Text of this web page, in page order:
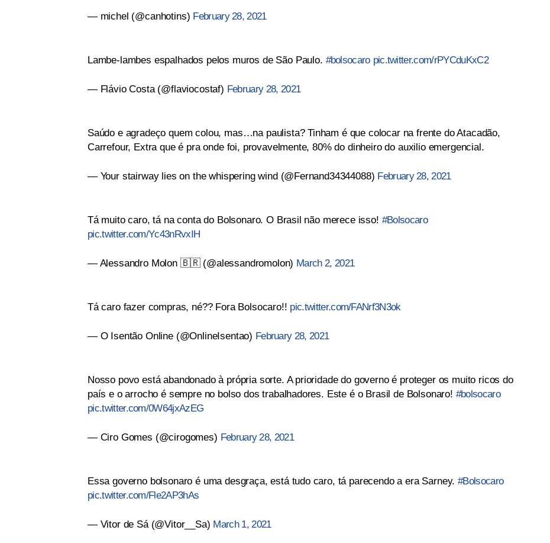
— michel (@canhotins) February 28, 2021
Lambe-lambes espalhados pelos muros de São Paulo. #bolsocaro pic.twitter.com/rPYCduKxC2
— Flávio Costa (@flaviocostaf) February 28, 2021
Saúdo e agradeço quem colou, mas…na paulista? Tinham é que colocar na frente do Atacadão,
Carrefour, Extra que é pra onde foi, provavelmente, 80% do dinheiro do auxilio emergencial.
— Your stairway lies on the whispering wind (@Fernand34344088) February 28, 2021
Tá muito caro, tá na conta do Bolsonaro. O Brasil não merece isso! #Bolsocaro
pic.twitter.com/Yc43nRvxIH
— Alessandro Molon 🇧🇷 (@alessandromolon) March 2, 2021
Tá caro fazer compras, né?? Fora Bolsocaro!! pic.twitter.com/FANrf3N3ok
— O Isentão Online (@OnlineIsentao) February 28, 2021
Nosso povo está abandonado à própria sorte. A prioridade do governo é proteger os muito ricos do
país e o arrocho é sempre no bolso dos trabalhadores. Este é o Brasil de Bolsonaro! #bolsocaro
pic.twitter.com/0W64jxAzEG
— Ciro Gomes (@cirogomes) February 28, 2021
Essa governo bolsonaro é uma desgraça, está tudo caro, tá parecendo a era Sarney.#Bolsocaro
pic.twitter.com/Fle2AP3hAs
— Vitor de Sá (@Vitor__Sa) March 1, 2021